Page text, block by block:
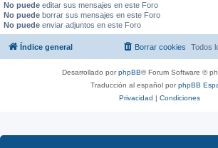
No puede editar sus mensajes en este Foro
No puede borrar sus mensajes en este Foro
No puede enviar adjuntos en este Foro
Índice general Todos
Borrar cookies
Desarrollado porphpBB® Forum Software ©
Traducción al español porphpBB
Privacidad | Condiciones